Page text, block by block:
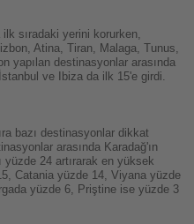
sıradaki yerini korurken,
Atina, Tiran, Malaga, Tunus,
yapılan destinasyonlar arasında
ve Ibiza da ilk 15'e girdi.
bazı destinasyonlar dikkat
arasında Karadağ'ın
yüzde 24 artırarak en yüksek
Catania yüzde 14, Viyana yüzde
yüzde 6, Priştine ise yüzde 3